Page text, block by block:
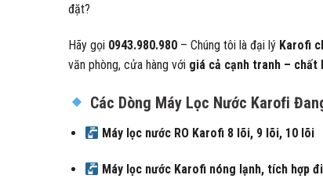
đặt?
Hãy gọi 0943.980.980 – Chúng tôi là đại lý Karofi
văn phòng, cửa hàng với giá cả cạnh tranh – chất
Các Dòng Máy Lọc Nước Karofi
Máy lọc nước RO Karofi 8 lõi, 9 lõi, 10 lõi
Máy lọc nước Karofi nóng lạnh, tích hợp